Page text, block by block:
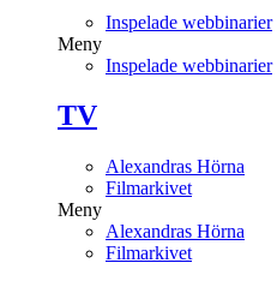
Inspelade webbinarier
Meny
Inspelade webbinarier
TV
Alexandras Hörna
Filmarkivet
Meny
Alexandras Hörna
Filmarkivet